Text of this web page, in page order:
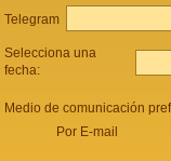
Telegram
Selecciona una
fecha:
Medio de comunicación
Por E-mail